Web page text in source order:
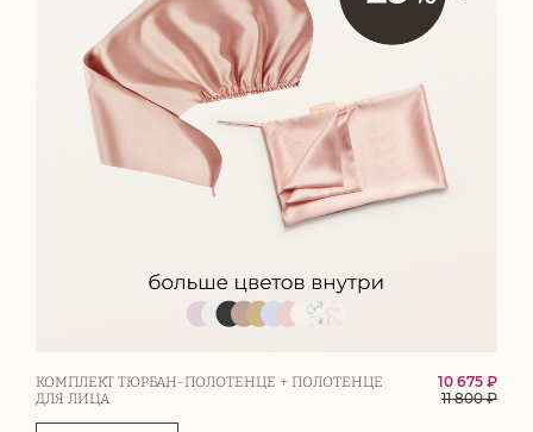
КОМПЛЕКТ ТЮРБАН-ПОЛОТЕНЦЕ + ПОЛОТЕНЦЕ
ДЛЯ ЛИЦА
10 675 ₽
11 800₽